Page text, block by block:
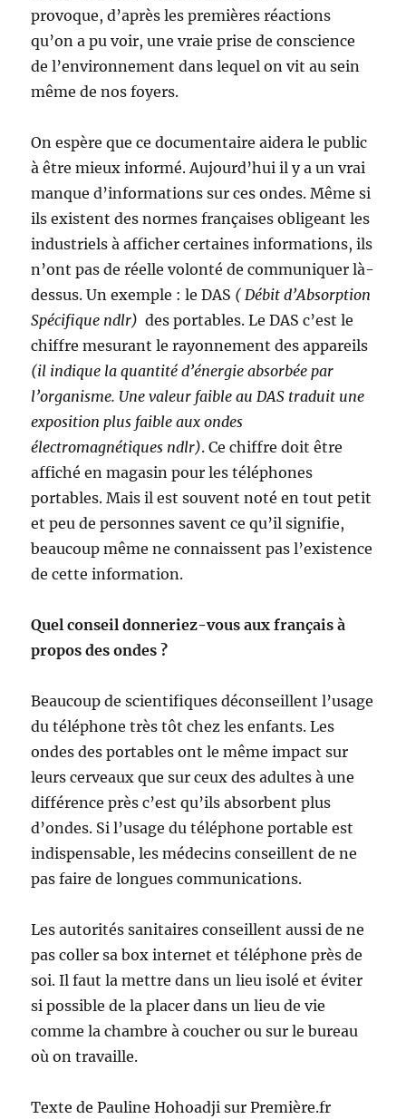
provoque, d’après les premières réactions
qu’on a pu voir, une vraie prise de conscience
de l’environnement dans lequel on vit au sein
même de nos foyers.
On espère que ce documentaire aidera le public
à être mieux informé. Aujourd’hui il y a un vrai
manque d’informations sur ces ondes. Même si
ils existent des normes françaises obligeant les
industriels à afficher certaines informations, ils
n’ont pas de réelle volonté de communiquer là-
dessus. Un exemple : le DAS ( Débit d’Absorption
Spécifique ndlr) des portables. Le DAS c’est le
chiffre mesurant le rayonnement des appareils
(il indique la quantité d’énergie absorbée par
l’organisme. Une valeur faible au DAS traduit une
exposition plus faible aux ondes
électromagnétiques ndlr). Ce chiffre doit être
affiché en magasin pour les téléphones
portables. Mais il est souvent noté en tout petit
et peu de personnes savent ce qu’il signifie,
beaucoup même ne connaissent pas l’existence
de cette information.
Quel conseil donneriez-vous aux français à
propos des ondes ?
Beaucoup de scientifiques déconseillent l’usage
du téléphone très tôt chez les enfants. Les
ondes des portables ont le même impact sur
leurs cerveaux que sur ceux des adultes à une
différence près c’est qu’ils absorbent plus
d’ondes. Si l’usage du téléphone portable est
indispensable, les médecins conseillent de ne
pas faire de longues communications.
Les autorités sanitaires conseillent aussi de ne
pas coller sa box internet et téléphone près de
soi. Il faut la mettre dans un lieu isolé et éviter
si possible de la placer dans un lieu de vie
comme la chambre à coucher ou sur le bureau
où on travaille.
Texte de Pauline Hohoadji sur Première.fr